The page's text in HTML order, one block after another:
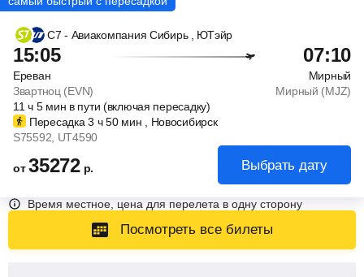
С7 - Авиакомпания Сибирь , ЮТэйр
15:05 07:10
Ереван
Мирный
Звартноц (EVN)
Мирный (MJZ)
11ч5 мин в пути (включая пересадку)
Пересадка 3 ч50 мин , Новосибирск
S75592 , UT4590
от35272 р. Выбрать дату
Время местное, цена для перелета в одну сторону
Посмотреть все билеты